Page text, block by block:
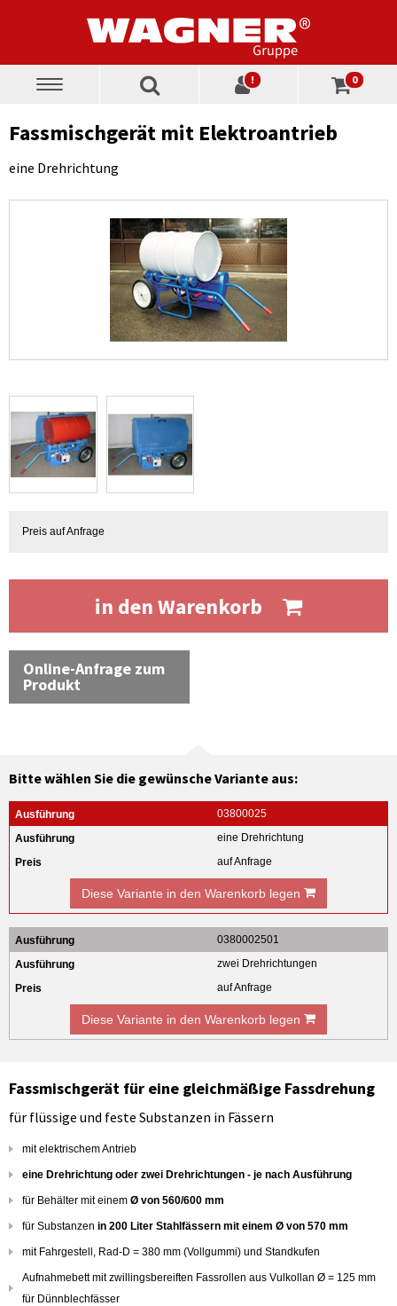
Toggle
! 0
Fassmischgerät mit Elektroantrieb
eine Drehrichtung
Preis auf Anfrage
in den Warenkorb
Online-Anfrage zum
Produkt
Bitte wählen Sie die gewünsche Variante aus:
03800025
eine Drehrichtung
auf Anfrage
Diese Variante in den Warenkorb legen
0380002501
zwei Drehrichtungen
auf Anfrage
Diese Variante in den Warenkorb legen
Fassmischgerät für eine gleichmäßige Fassdrehung
für flüssige und feste Substanzen in Fässern
mit elektrischem Antrieb
eine Drehrichtung oder zwei Drehrichtungen - je nach Ausführung
für Behälter mit einem Ø von 560/600 mm
für Substanzen in 200 Liter Stahlfässern mit einem Ø von 570 mm
mit Fahrgestell, Rad-D = 380 mm (Vollgummi) und Standkufen
Aufnahmebett mit zwillingsbereiften Fassrollen aus Vulkollan Ø = 125 mm
für Dünnblechfässer